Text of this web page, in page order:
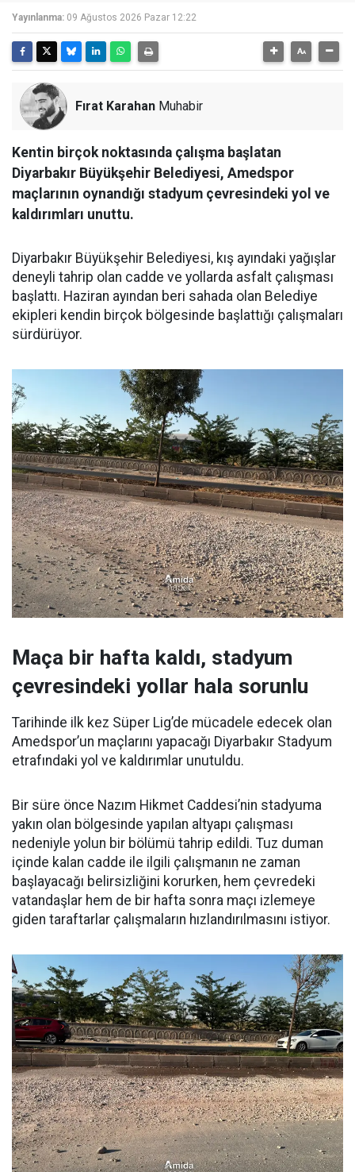
Yayınlanma: 09 Ağustos 2026 Pazar 12:22
Fırat Karahan Muhabir
Kentin birçok noktasında çalışma başlatan
Diyarbakır Büyükşehir Belediyesi, Amedspor
maçlarının oynandığı stadyum çevresindeki yol ve
kaldırımları unuttu.
Diyarbakır Büyükşehir Belediyesi, kış ayındaki yağışlar
deneyli tahrip olan cadde ve yollarda asfalt çalışması
başlattı. Haziran ayından beri sahada olan Belediye
ekipleri kendin birçok bölgesinde başlattığı çalışmaları
sürdürüyor.
Maça bir hafta kaldı, stadyum
çevresindeki yollar hala sorunlu
Tarihinde ilk kez Süper Lig’de mücadele edecek olan
Amedspor’un maçlarını yapacağı Diyarbakır Stadyum
etrafındaki yol ve kaldırımlar unutuldu.
Bir süre önce Nazım Hikmet Caddesi’nin stadyuma
yakın olan bölgesinde yapılan altyapı çalışması
nedeniyle yolun bir bölümü tahrip edildi. Tuz duman
içinde kalan cadde ile ilgili çalışmanın ne zaman
başlayacağı belirsizliğini korurken, hem çevredeki
vatandaşlar hem de bir hafta sonra maçı izlemeye
giden taraftarlar çalışmaların hızlandırılmasını istiyor.